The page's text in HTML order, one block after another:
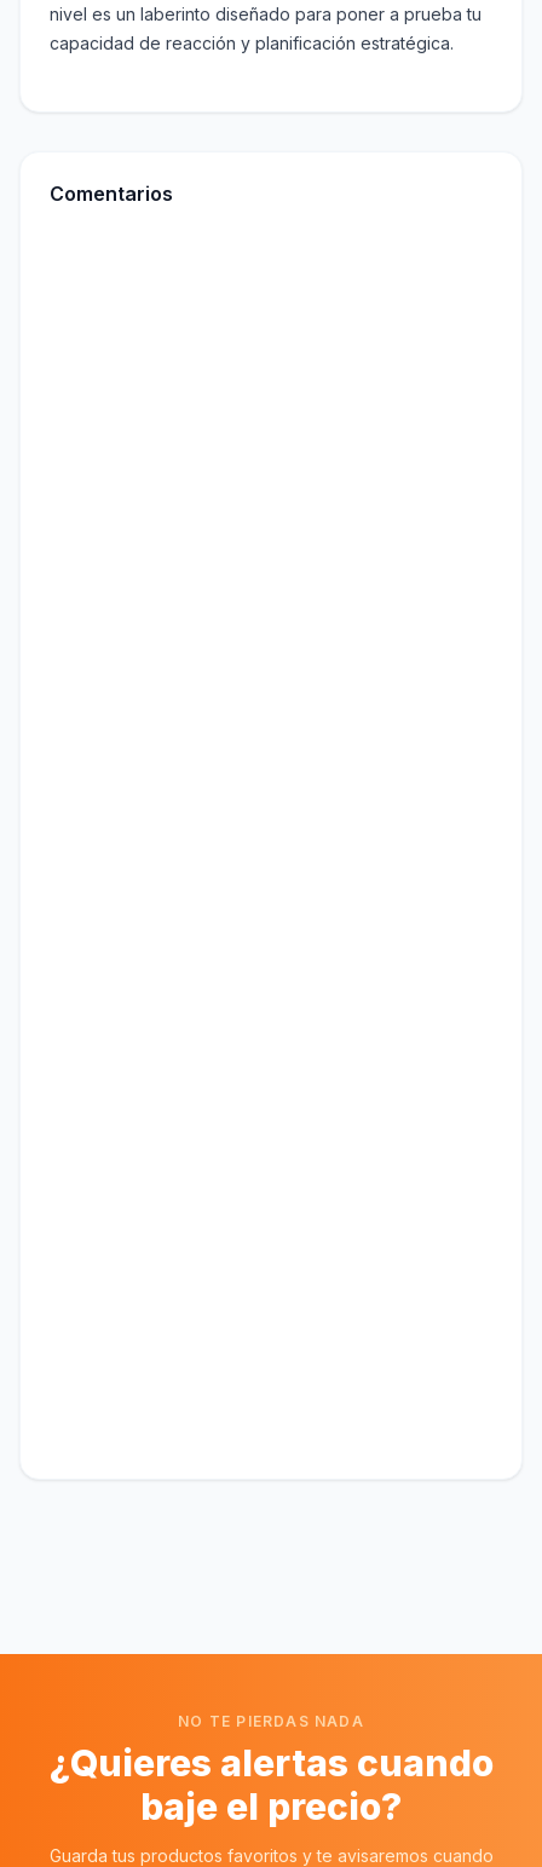
nivel es un laberinto diseñado para poner a prueba tu
capacidad de reacción y planificación estratégica.
Comentarios
NO TE PIERDAS NADA
¿Quieres alertas cuando
baje el precio?
Guarda tus productos favoritos y te avisaremos cuando